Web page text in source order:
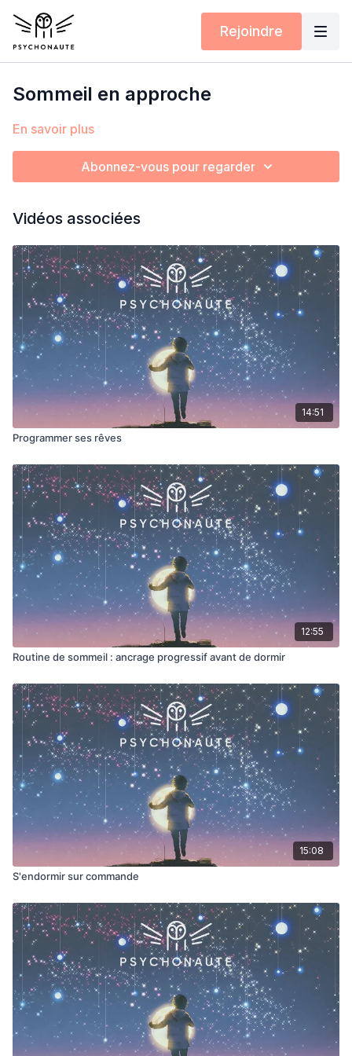
Rejoindre
Sommeil en approche
En savoir plus
Abonnez-vous pour regarder
Vidéos associées
14:51
Programmer ses rêves
12:55
Routine de sommeil : ancrage progressif avant de dormir
15:08
S'endormir sur commande